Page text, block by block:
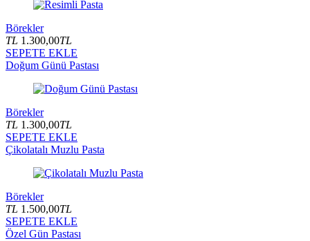
Börekler
TL 1.300,00TL
SEPETE EKLE
Doğum Günü Pastası
Börekler
TL 1.300,00TL
SEPETE EKLE
Çikolatalı Muzlu Pasta
Börekler
TL 1.500,00TL
SEPETE EKLE
Özel Gün Pastası